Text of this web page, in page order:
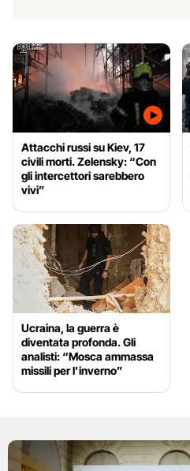
Attacchi russi su Kiev, 17
civili morti. Zelensky: “Con
gli intercettori sarebbero
vivi”
Ucraina, la guerra è
diventata profonda. Gli
analisti: “Mosca ammassa
missili per l’inverno”